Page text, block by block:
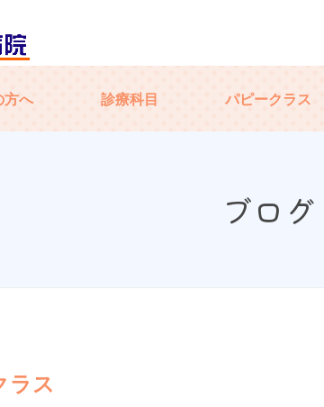
方へ 診療科目 パピークラス
ブログ
ラス